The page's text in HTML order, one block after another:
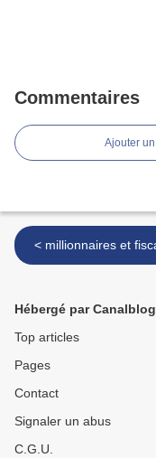
Commentaires
Ajouter
< millionnaires et
Hébergé par Canalblog
Top articles
Pages
Contact
Signaler un abus
C.G.U.